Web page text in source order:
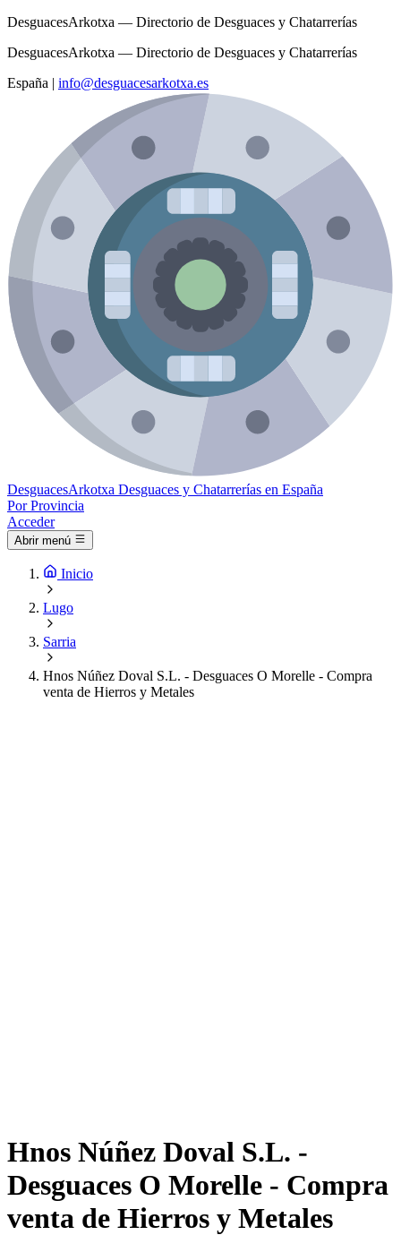
DesguacesArkotxa — Directorio de Desguaces y Chatarrerías
DesguacesArkotxa — Directorio de Desguaces y Chatarrerías
España | info@desguacesarkotxa.es
DesguacesArkotxa Desguaces y Chatarrerías en España
Por Provincia
Acceder
Abrir menú
Inicio
Lugo
Sarria
Hnos Núñez Doval S.L. - Desguaces O Morelle - Compra
venta de Hierros y Metales
Hnos Núñez Doval S.L. -
Desguaces O Morelle - Compra
venta de Hierros y Metales